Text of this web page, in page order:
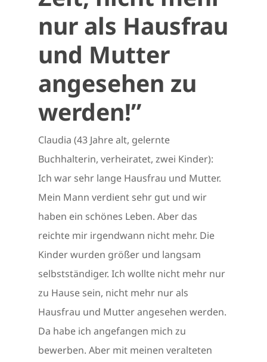
nur als Hausfrau
und Mutter
angesehen zu
werden!”
Claudia (43 Jahre alt, gelernte
Buchhalterin, verheiratet, zwei Kinder):
Ich war sehr lange Hausfrau und Mutter.
Mein Mann verdient sehr gut und wir
haben ein schönes Leben. Aber das
reichte mir irgendwann nicht mehr. Die
Kinder wurden größer und langsam
selbstständiger. Ich wollte nicht mehr nur
zu Hause sein, nicht mehr nur als
Hausfrau und Mutter angesehen werden.
Da habe ich angefangen mich zu
bewerben. Aber mit meinen veralteten